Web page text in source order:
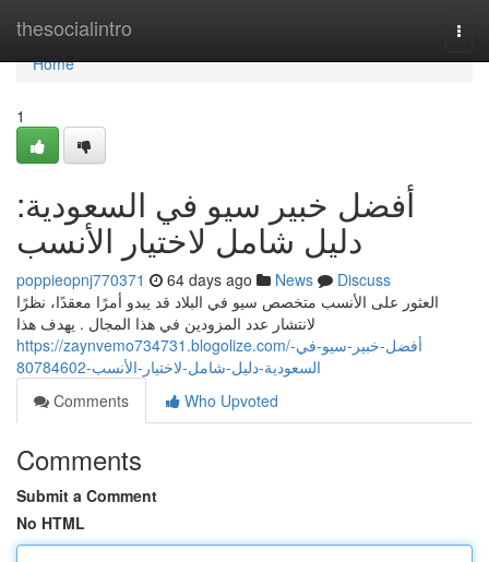
thesocialintro
Home
Home
1
أفضل خبير سيو في السعودية:
دليل شامل لاختيار الأنسب
poppieopnj770371 64 days ago News
Discuss
العثور على الأنسب متخصص سيو في البلاد قد يبدو أمرًا معقدًا، نظرًا
لانتشار عدد المزودين في هذا المجال . يهدف هذا
https://zaynvemo734731.blogolize.com/أفضل-خبير-سيو-في-
السعودية-دليل-شامل-لاختيار-الأنسب-80784602
Comments
Who Upvoted
Comments
Submit a Comment
No HTML